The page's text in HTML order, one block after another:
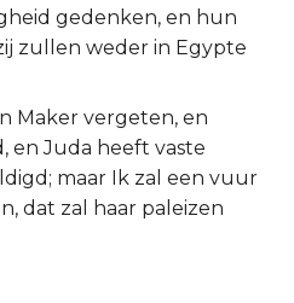
gedenken, en hun
zullen weder in Egypte
Maker vergeten, en
en Juda heeft vaste
maar Ik zal een vuur
dat zal haar paleizen